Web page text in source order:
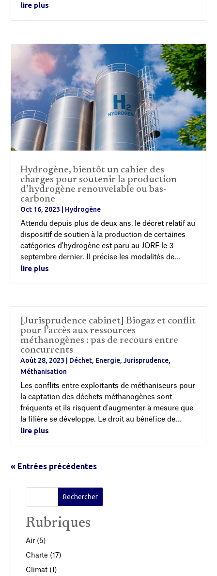
lire plus
Hydrogène, bientôt un cahier des
charges pour soutenir la production
d’hydrogène renouvelable ou bas-
carbone
Oct 16, 2023 Hydrogène
Attendu depuis plus de deux ans, le décret relatif au
dispositif de soutien à la production de certaines
catégories d'hydrogène est paru au JORF le 3
septembre dernier. Il précise les modalités de...
lire plus
[Jurisprudence cabinet] Biogaz et conflit
pour l’accès aux ressources
méthanogènes : pas de recours entre
concurrents
Août 28, 2023 Déchet, Energie,Jurisprudence,
Méthanisation
Les conflits entre exploitants de méthaniseurs pour
la captation des déchets méthanogènes sont
fréquents et ils risquent d'augmenter à mesure que
la filière se développe. Le droit au bénéfice de...
lire plus
« Entrées précédentes
Rubriques
Air (5)
Charte (17)
Climat (1)